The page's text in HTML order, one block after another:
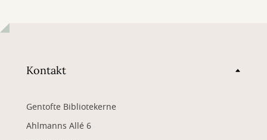
Kontakt
Gentofte Bibliotekerne
Ahlmanns Allé 6